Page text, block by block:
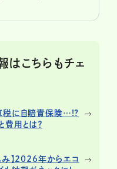
はこちらもチェ
税に自賠責保険…!?
用とは？
】2026年からエコ